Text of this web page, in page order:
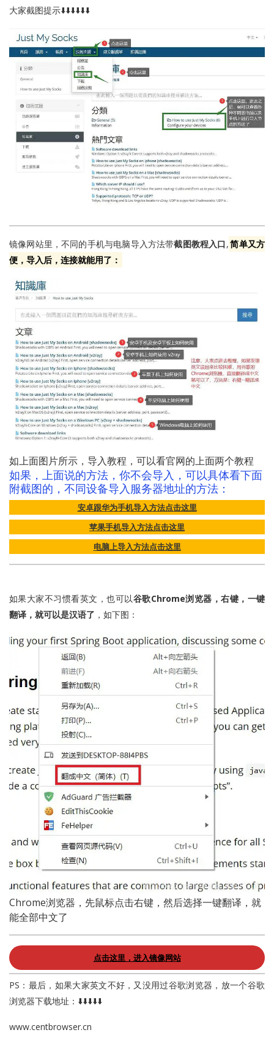
大家截图提示⬇️⬇️⬇️⬇️⬇️⬇️
镜像网站里，不同的手机与电脑导入方法带截图教程入口,简单又方
便，导入后，连接就能用了：
如上面图片所示，导入教程，可以看官网的上面两个教程
如果，上面说的方法，你不会导入，可以具体看下面
附截图的，不同设备导入服务器地址的方法：
安卓跟华为手机导入方法点击这里
苹果手机导入方法点击这里
电脑上导入方法点击这里
如果大家不习惯看英文，也可以谷歌Chrome浏览器，右键，一键
翻译，就可以是汉语了 ，如下图：
Chrome浏览器，先鼠标点击右键，然后选择一键翻译，就
能全部中文了
点击这里，进入镜像网站
PS：最后，如果大家英文不好，又没用过谷歌浏览器，放一个谷歌
浏览器下载地址：⬇️⬇️⬇️⬇️⬇️
www.centbrowser.cn